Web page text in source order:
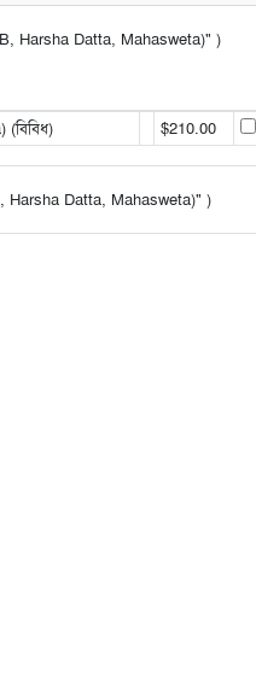
Harsha Datta, Mahasweta)" )
$210.00
Datta, Mahasweta)" )